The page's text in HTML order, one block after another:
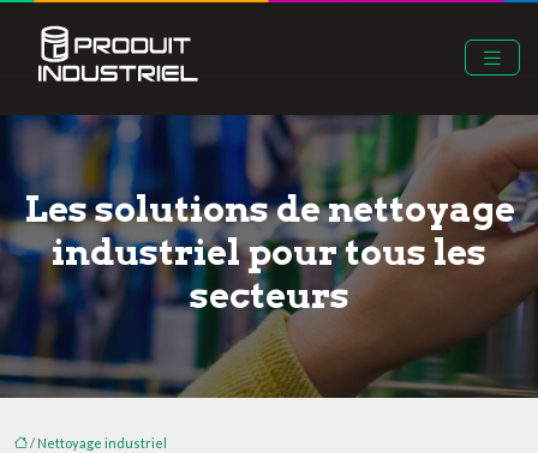
Les solutions de nettoyage
industriel pour tous les
secteurs
/ Nettoyage industriel